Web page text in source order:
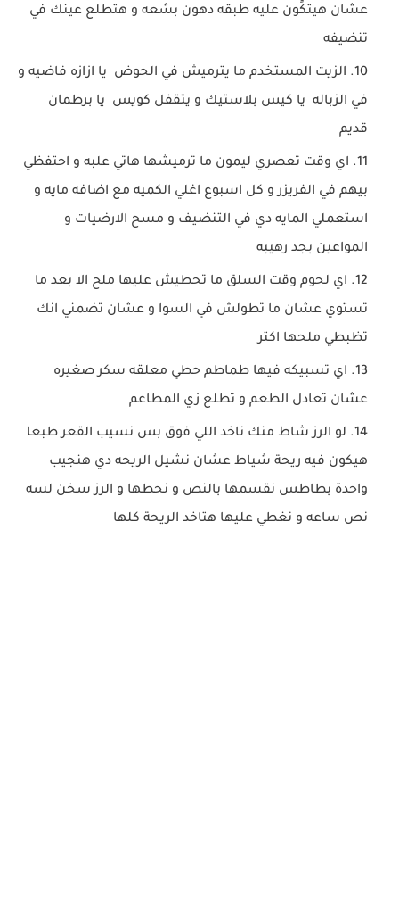
عشان هيتكًون عليه طبقه دهون بشعه و هتطلع عينك في
تنضيفه
الزيت المستخدم ما يترميش في الحوض يا ازازه فاضيه و
في الزباله يا كيس بلاستيك و يتقفل كويس يا برطمان
قديم
اي وقت تعصري ليمون ما ترميشها هاتي علبه و احتفظي
بيهم في الفريزر و كل اسبوع اغلي الكميه مع اضافه مايه و
استعملي المايه دي في التنضيف و مسح الارضيات و
المواعين بجد رهيبه
اي لحوم وقت السلق ما تحطيش عليها ملح الا بعد ما
تستوي عشان ما تطولش في السوا و عشان تضمني انك
تظبطي ملحها اكتر
اي تسبيكه فيها طماطم حطي معلقه سكر صغيره
عشان تعادل الطعم و تطلع زي المطاعم
لو الرز شاط منك ناخد اللي فوق بس نسيب القعر طبعا
هيكون فيه ريحة شياط عشان نشيل الريحه دي هنجيب
واحدة بطاطس نقسمها بالنص و نحطها و الرز سخن لسه
نص ساعه و نغطي عليها هتاخد الريحة كلها